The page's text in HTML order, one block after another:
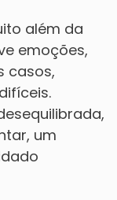
além da
emoções,
casos,
um